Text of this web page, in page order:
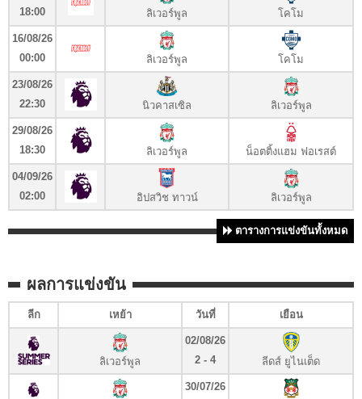
18:00
ลิเวอร์พูล โคโม
16/08/26
00:00
ลิเวอร์พูล โคโม
23/08/26
22:30
นิวคาสเซิล ลิเวอร์พูล
29/08/26
18:30
ลิเวอร์พูล น็อตติ้งแฮม ฟอเรสต์
04/09/26
02:00
อิปสวิช ทาวน์ ลิเวอร์พูล
ตารางการแข่งขันทั้งหมด
ผลการแข่งขัน
ลีก เหย้า วันที่ เยือน
ลิเวอร์พูล
02/08/26
2 - 4
ลีดส์ ยูไนเต็ด
30/07/26